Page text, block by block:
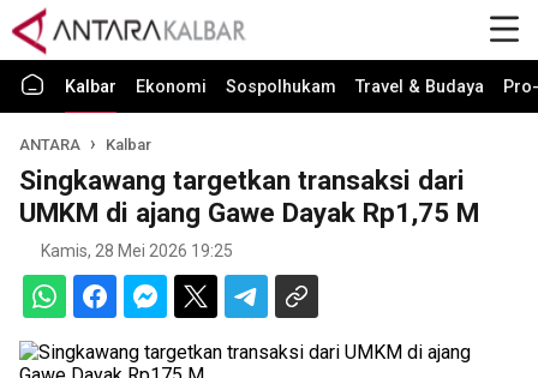
Kalbar Ekonomi Sospolhukam Travel & Budaya
ANTARA Kalbar
Singkawang targetkan transaksi dari
UMKM di ajang Gawe Dayak Rp1,75 M
Kamis, 28 Mei 2026 19:25